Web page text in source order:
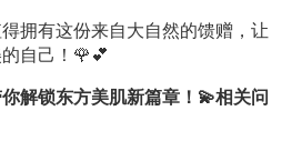
拥有这份来自大自然的馈赠，让
自己！🌹💕
解锁东方美肌新篇章！💫相关问